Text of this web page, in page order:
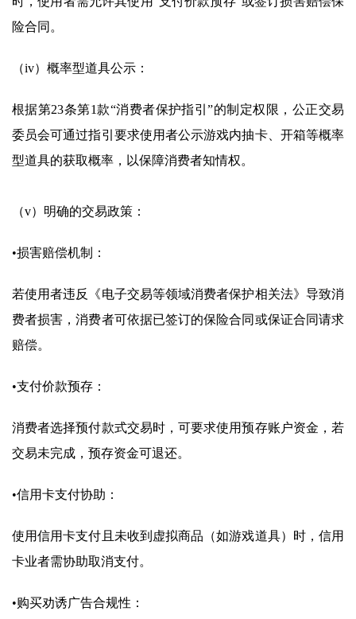
险合同。
（iv）概率型道具公示：
根据第23条第1款“消费者保护指引”的制定权限，公正交易
委员会可通过指引要求使用者公示游戏内抽卡、开箱等概率
型道具的获取概率，以保障消费者知情权。
（v）明确的交易政策：
•损害赔偿机制：
若使用者违反《电子交易等领域消费者保护相关法》导致消
费者损害，消费者可依据已签订的保险合同或保证合同请求
赔偿。
•支付价款预存：
消费者选择预付款式交易时，可要求使用预存账户资金，若
交易未完成，预存资金可退还。
•信用卡支付协助：
使用信用卡支付且未收到虚拟商品（如游戏道具）时，信用
卡业者需协助取消支付。
•购买劝诱广告合规性：